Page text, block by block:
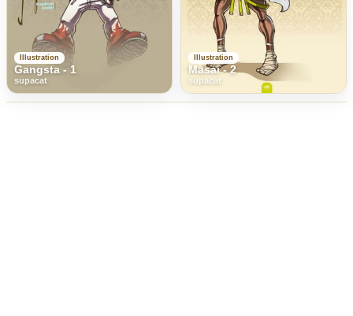
Illustration
Gangsta - 1
supacat
Illustration
Masai - 2
supacat